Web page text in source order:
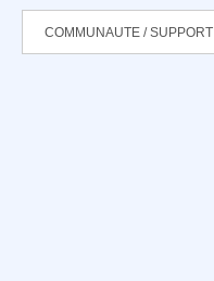
COMMUNAUTE / SUPPORT